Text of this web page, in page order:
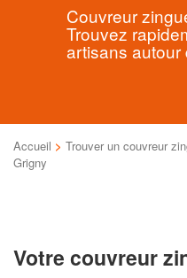
Couvreur
Trouvez
artisans autour
Accueil > Trouver un couvreur
Grigny
Votre couvreur